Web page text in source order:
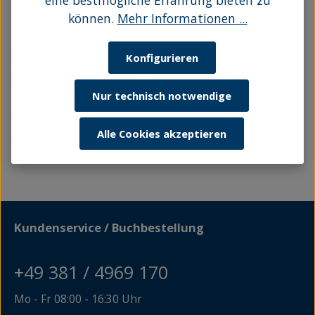
Der Begleitkatalog zur Dauerausstellung
„Franzosenzeit in Mecklenburg" des Fritz-Reuter-
Literaturmuseums in Stavenhagen erzä…Mehr
Kundenservice / Buchbestellung
+49 381 / 4969 170
Mo - Fr 08:00 - 16:30 Uhr
können. Mehr Informationen ...
Nur technisch notwendige
Konfigurieren
Alle Cookies akzeptieren